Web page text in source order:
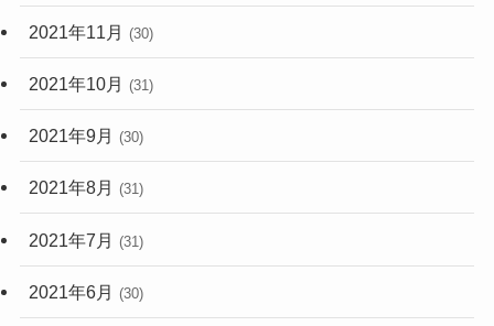
2021年11月 (30)
2021年10月 (31)
2021年9月 (30)
2021年8月 (31)
2021年7月 (31)
2021年6月 (30)